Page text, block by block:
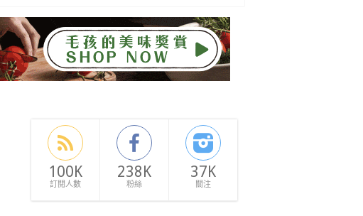
100K
訂閱人數
238K
粉絲
37K
關注